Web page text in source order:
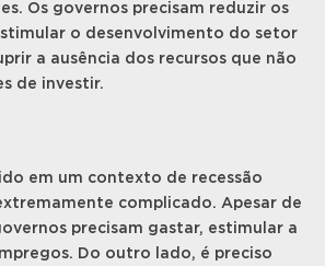
Os governos precisam reduzir os
o desenvolvimento do setor
a ausência dos recursos que não
de investir.
em um contexto de recessão
complicado. Apesar de
precisam gastar, estimular a
Do outro lado, é preciso